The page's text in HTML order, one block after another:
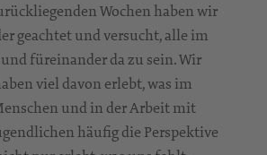
Wochen haben wir
geachtet und versucht, alle im
füreinander da zu sein. Wir
viel davon erlebt, was im
und in der Arbeit mit
häufig die Perspektive